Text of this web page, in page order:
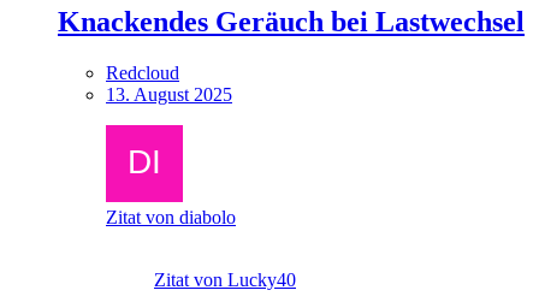
Knackendes Geräuch bei Lastwechsel
Redcloud
13. August 2025
Zitat von diabolo
Zitat von Lucky40